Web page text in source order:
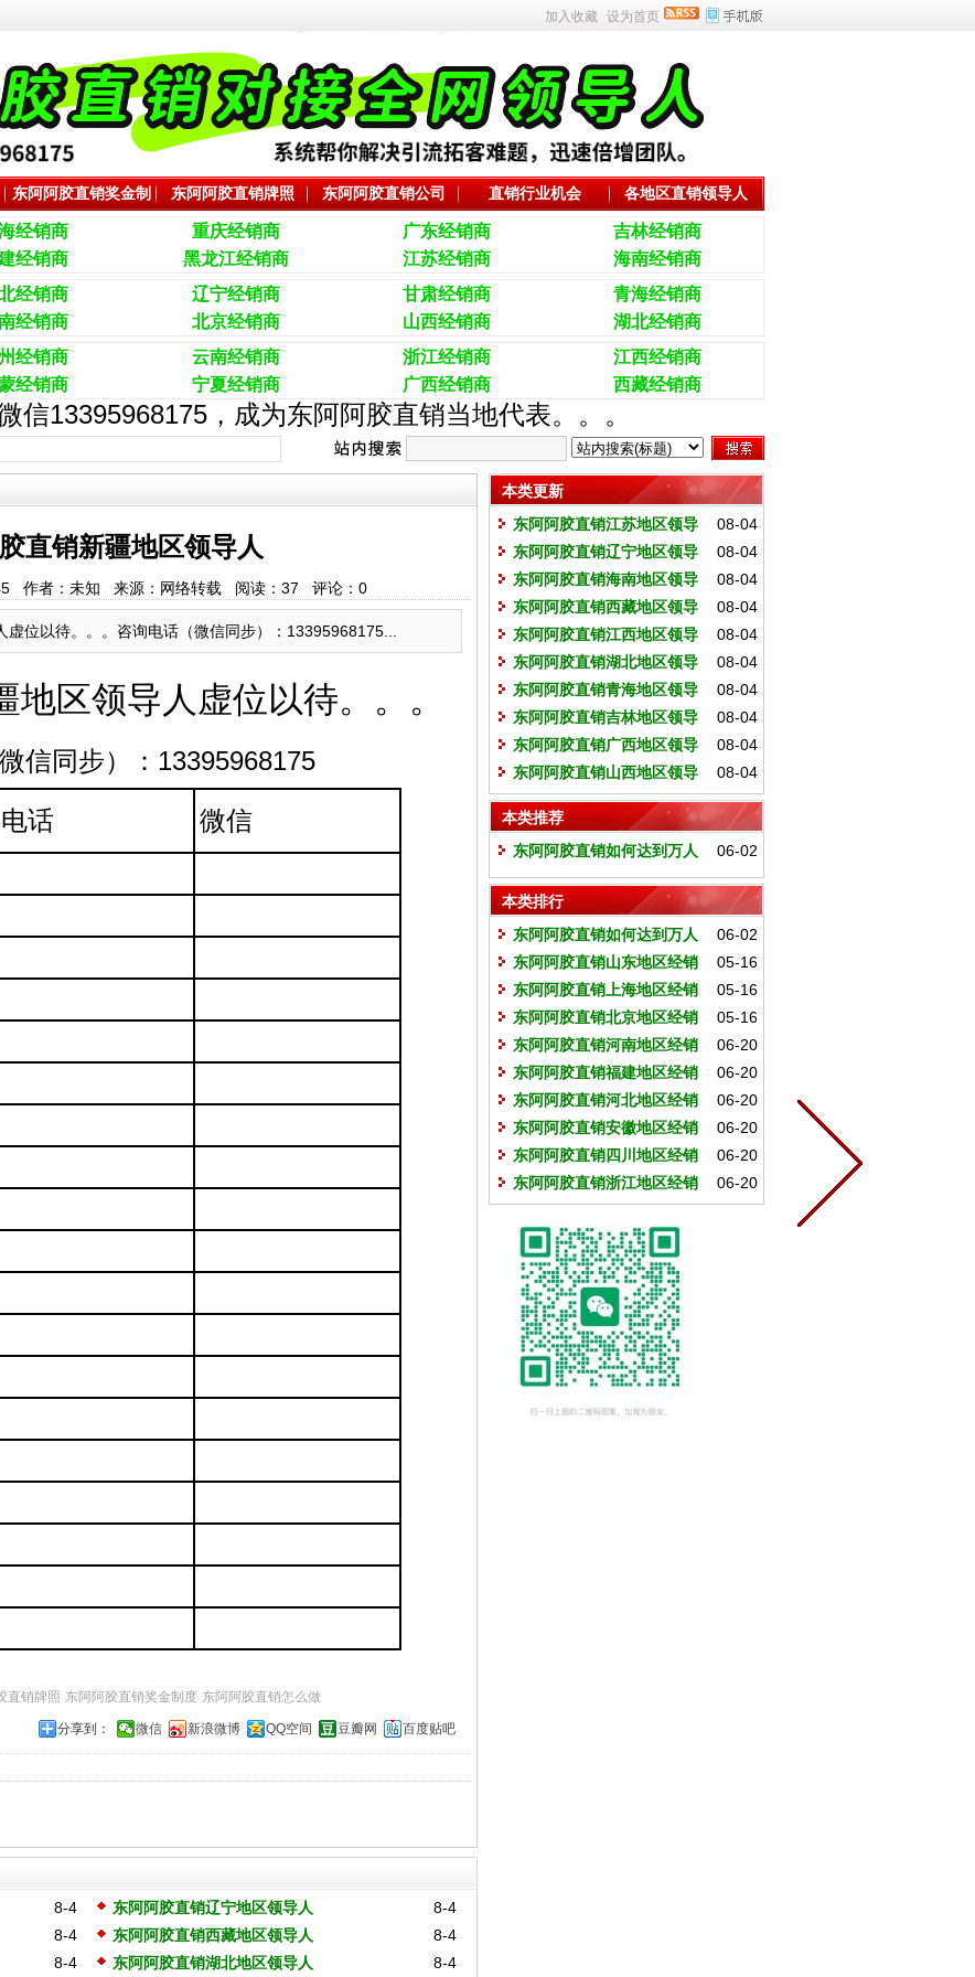
加入收藏 设为首页
东阿阿胶直销奖金制
东阿阿胶直销牌照 东阿阿胶直销公司 直销行业机会 各地区直销领导人
海经销商 重庆经销商 广东经销商
吉林经销商
经销商 黑龙江经销商 江苏经销商
海南经销商
经销商 辽宁经销商 甘肃经销商
青海经销商
经销商 北京经销商 山西经销商
湖北经销商
经销商 云南经销商 浙江经销商
江西经销商
经销商 宁夏经销商 广西经销商 西藏经销商
信13395968175，成为东阿阿胶直销当地代表。。。
直销新疆地区领导人
作者：未知 来源：网络转载 阅读： 37 评论： 0
位以待。。。咨询电话（微信同步）：13395968175...
地区领导人 虚位以待。。。
信同步）：13395968175
电话 微信
直销牌照 东阿阿胶直销奖金制度 东阿阿胶直销怎么做
分享到： 微信 新浪微博 QQ空间 豆瓣网 百度贴吧
8-4
8-4
东阿阿胶直销辽宁地区领导人
8-4
8-4
东阿阿胶直销西藏地区领导人
8-4
8-4
东阿阿胶直销湖北地区领导人
本类更新
08-04
东阿阿胶直销江苏地区领导
人
08-04
东阿阿胶直销辽宁地区领导
人
08-04
东阿阿胶直销海南地区领导
人
08-04
东阿阿胶直销西藏地区领导
人
08-04
东阿阿胶直销江西地区领导
人
08-04
东阿阿胶直销湖北地区领导
人
08-04
东阿阿胶直销青海地区领导
人
08-04
东阿阿胶直销吉林地区领导
人
08-04
东阿阿胶直销广西地区领导
人
08-04
东阿阿胶直销山西地区领导
人
本类推荐
06-02
东阿阿胶直销如何达到万人
团队？ 江老师的私域直销秘诀！
本类排行
06-02
东阿阿胶直销如何达到万人
团队？ 江老师的私域直销秘诀！05-16
东阿阿胶直销山东地区经销
商
05-16
东阿阿胶直销上海地区经销
商
05-16
东阿阿胶直销北京地区经销
商
06-20
东阿阿胶直销河南地区经销
商
06-20
东阿阿胶直销福建地区经销
商
06-20
东阿阿胶直销河北地区经销
商
06-20
东阿阿胶直销安徽地区经销
商
06-20
东阿阿胶直销四川地区经销
商
06-20
东阿阿胶直销浙江地区经销
商